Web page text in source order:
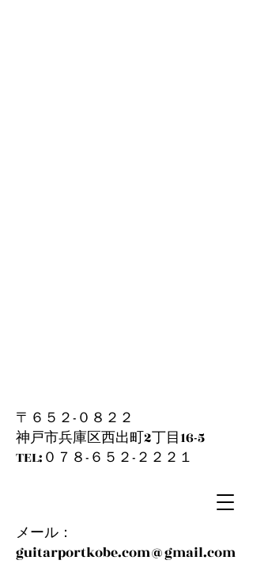
〒６５２-０８２２
神戸市兵庫区西出町2丁目16-5
​TEL:０７８-６５２-２２２１
メール：
guitarportkobe.com@gmail.com